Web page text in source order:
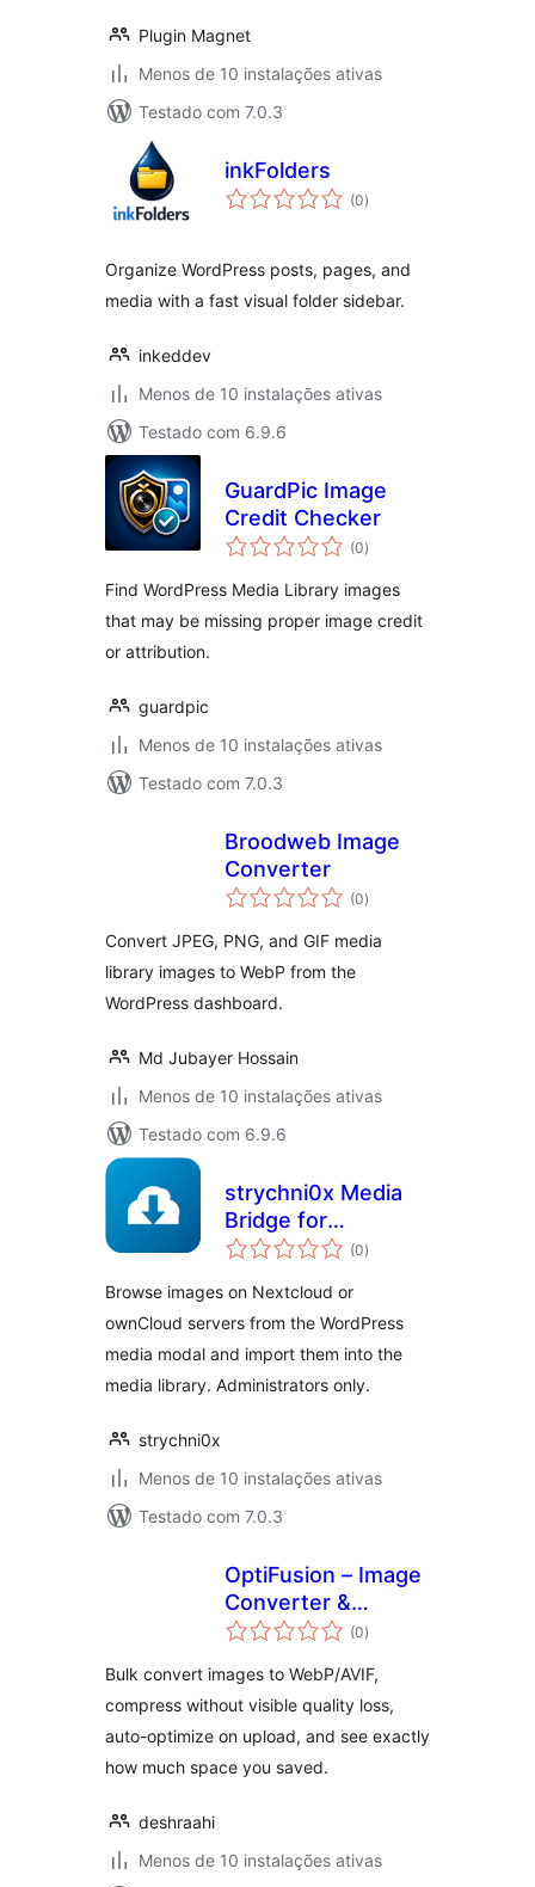
Plugin Magnet
Menos de 10 instalações ativas
Testado com 7.0.3
inkFolders
(0avaliações
totais
)
Organize WordPress posts, pages, and
media with a fast visual folder sidebar.
inkeddev
Menos de 10 instalações ativas
Testado com 6.9.6
GuardPic Image
Credit Checker
(0avaliações
totais
)
Find WordPress Media Library images
that may be missing proper image credit
or attribution.
guardpic
Menos de 10 instalações ativas
Testado com 7.0.3
Broodweb Image
Converter
(0avaliações
totais
)
Convert JPEG, PNG, and GIF media
library images to WebP from the
WordPress dashboard.
Md Jubayer Hossain
Menos de 10 instalações ativas
Testado com 6.9.6
strychni0x Media
Bridge for
Nextcloud & (0avaliações
totais
)
Browse images on Nextcloud or
ownCloud servers from the WordPress
media modal and import them into the
media library. Administrators only.
strychni0x
Menos de 10 instalações ativas
Testado com 7.0.3
OptiFusion – Image
Converter &
Optimizer
(0avaliações
totais
)
Bulk convert images to WebP/AVIF,
compress without visible quality loss,
auto-optimize on upload, and see exactly
how much space you saved.
deshraahi
Menos de 10 instalações ativas